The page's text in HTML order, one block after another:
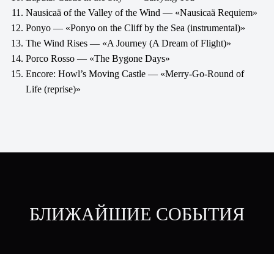
Nausicaä of the Valley of the Wind — «Nausicaä Requiem»
Ponyo — «Ponyo on the Cliff by the Sea (instrumental)»
The Wind Rises — «A Journey (A Dream of Flight)»
Porco Rosso — «The Bygone Days»
Encore: Howl’s Moving Castle — «Merry-Go-Round of
Life (reprise)»
БЛИЖАЙШИЕ СОБЫТИЯ